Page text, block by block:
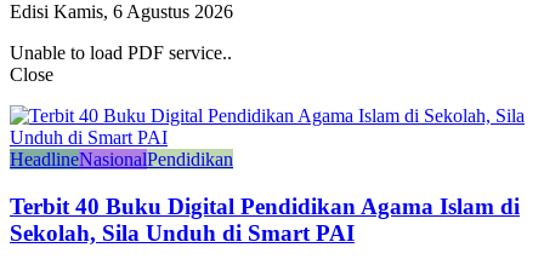
Edisi Kamis, 6 Agustus 2026
Unable to load PDF service..
Close
HeadlineNasionalPendidikan
Terbit 40 Buku Digital Pendidikan Agama Islam di
Sekolah, Sila Unduh di Smart PAI